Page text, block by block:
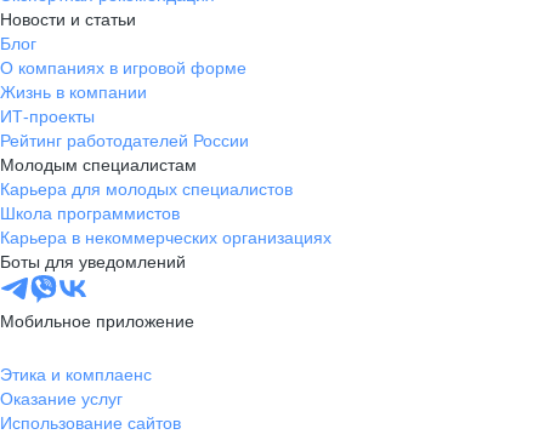
Новости и статьи
Блог
О компаниях в игровой форме
Жизнь в компании
ИТ-проекты
Рейтинг работодателей России
Молодым специалистам
Карьера для молодых специалистов
Школа программистов
Карьера в некоммерческих организациях
Боты для уведомлений
Мобильное приложение
Этика и комплаенс
Оказание услуг
Использование сайтов